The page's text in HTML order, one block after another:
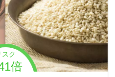
スク
倍